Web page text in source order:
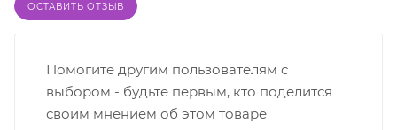
ОСТАВИТЬ ОТЗЫВ
Помогите другим пользователям с
выбором - будьте первым, кто поделится
своим мнением об этом товаре